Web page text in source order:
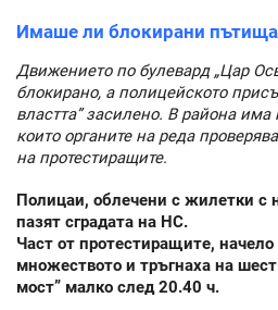
Имаше ли блокирани пътища
Движението по булевард „Цар
блокирано, а полицейското
властта” засилено. В района
които органите на реда
на протестиращите.
Полицаи, облечени с жилетки с
пазят сградата на НС.
Част от протестиращите,
множеството и тръгнаха на
мост” малко след 20.40 ч.